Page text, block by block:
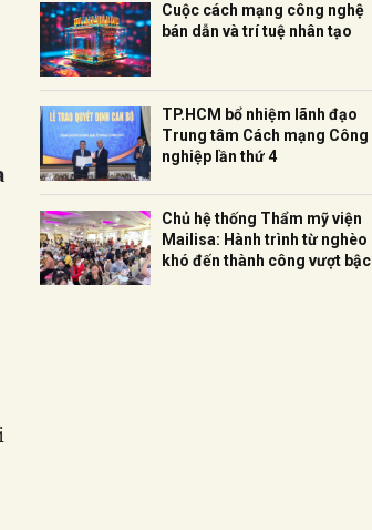
Cuộc cách mạng công nghệ
bán dẫn và trí tuệ nhân tạo
TP.HCM bổ nhiệm lãnh đạo
Trung tâm Cách mạng Công
nghiệp lần thứ 4
Chủ hệ thống Thẩm mỹ viện
Mailisa: Hành trình từ nghèo
khó đến thành công vượt bậc
Gửi